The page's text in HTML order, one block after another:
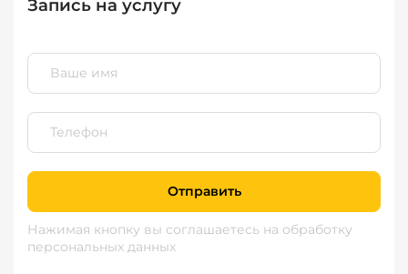
Запись на услугу
Отправить
Нажимая кнопку вы соглашаетесь на обработку
персональных данных